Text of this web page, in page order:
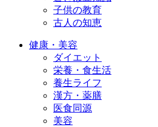
子供の教育
古人の知恵
健康・美容
ダイエット
栄養・食生活
養生ライフ
漢方・薬膳
医食同源
美容